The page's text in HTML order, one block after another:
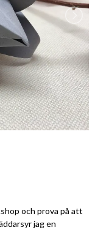
och prova på att
jag en